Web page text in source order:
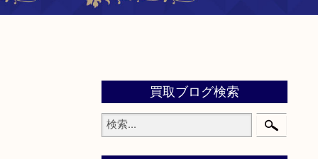
買取ブログ検索